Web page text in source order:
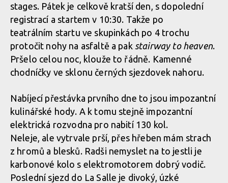
Report: ALLAROUND 2024 - třídenní etapák z Aosty do Aosty -
7600 metrů z kopce na 160 km
Report: ALLAROUND 2024 - třídenní etapák z Aosty do Aosty -
7600 metrů z kopce na 160 km
stages. Pátek je celkově kratší den, s dopolední
registrací a startem v 10:30. Takže po
teatrálním startu ve skupinkách po 4 trochu
protočit nohy na asfaltě a pak stairway to heaven.
Pršelo celou noc, klouže to řádně. Kamenné
chodníčky ve sklonu černých sjezdovek nahoru.
Nabíjecí přestávka prvního dne to jsou impozantní
kulinářské hody. A k tomu stejně impozantní
elektrická rozvodna pro nabití 130 kol.
Neleje, ale vytrvale prší, přes hřeben mám strach
z hromů a blesků. Radši nemyslet na to jestli je
karbonové kolo s elektromotorem dobrý vodič.
Poslední sjezd do La Salle je divoký, úzké